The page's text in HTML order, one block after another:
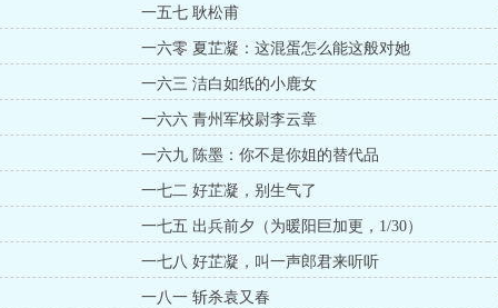
一五七 耿松甫
一六零 夏芷凝：这混蛋怎么能这般对她
一六三 洁白如纸的小鹿女
一六六 青州军校尉李云章
一六九 陈墨：你不是你姐的替代品
一七二 好芷凝，别生气了
一七五 出兵前夕（为暖阳巨加更，1/30）
一七八 好芷凝，叫一声郎君来听听
一八一 斩杀袁又春